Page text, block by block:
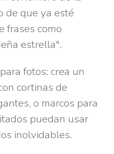
de que ya esté
frases como
estrella".
fotos: crea un
cortinas de
o marcos para
puedan usar
inolvidables.